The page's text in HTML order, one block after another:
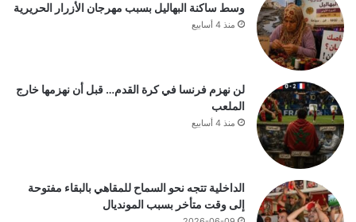
وسط ساكنة البهاليل بسبب مهرجان الأزرار الحريرية
منذ 4 أسابيع
لن نهزم فرنسا في كرة القدم… قبل أن نهزمها خارج
الملعب
منذ 4 أسابيع
الداخلية تتجه نحو السماح للمقاهي بالبقاء مفتوحة
إلى وقت متأخر بسبب المونديال